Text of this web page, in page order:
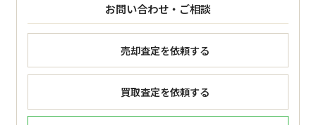
お問い合わせ・ご相談
売却査定を依頼する
買取査定を依頼する